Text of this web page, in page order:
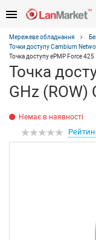
Мережеве обладнання
Точки доступу Cambium
Точка доступу ePMP Force
Точка
GHz
Немає в наявності